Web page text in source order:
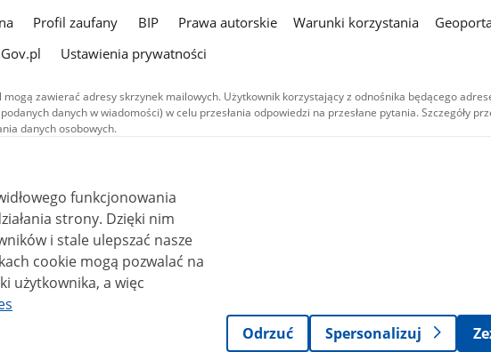
Profil zaufany BIP Prawa autorskie Warunki korzystania
Ustawienia prywatności
zawierać adresy skrzynek mailowych. Użytkownik korzystający z odnośnika będącego
danych w wiadomości) w celu przesłania odpowiedzi na przesłane pytania. Szczegóły
danych osobowych.
w serwisie (z wyłączeniem treści audiowizualnych), są
Creative Commons: uznanie autorstwa - na tych samych
4.0). Materiały audiowizualne, w tym zdjęcia, materiały audio i wideo,
typu Creative Commons: uznanie autorstwa użycie niekomercyjne -
(CC BY-NC-ND 4.0), o ile nie jest to stwierdzone inaczej.
funkcjonowania
Dzięki nim
i stale ulepszać nasze
użytkownika, a więc
Odrzuć
Spersonalizuj